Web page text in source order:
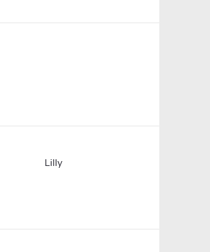
Lilly